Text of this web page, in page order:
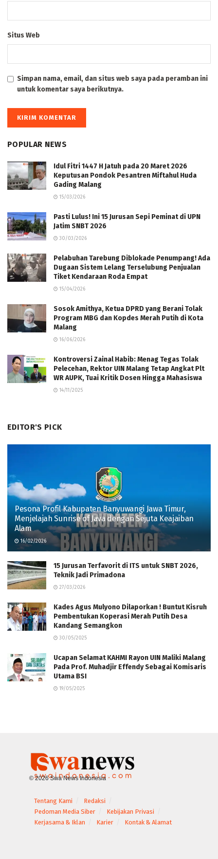
Situs Web
Simpan nama, email, dan situs web saya pada peramban ini
untuk komentar saya berikutnya.
POPULAR NEWS
Idul Fitri 1447 H Jatuh pada 20 Maret 2026
Keputusan Pondok Pesantren Miftahul Huda
Gading Malang
15/03/2026
Pasti Lulus! Ini 15 Jurusan Sepi Peminat di UPN
Jatim SNBT 2026
30/03/2026
Pelabuhan Tarebung Diblokade Penumpang! Ada
Dugaan Sistem Lelang Terselubung Penjualan
Tiket Kendaraan Roda Empat
15/04/2026
Sosok Amithya, Ketua DPRD yang Berani Tolak
Program MBG dan Kopdes Merah Putih di Kota
Malang
16/06/2026
Kontroversi Zainal Habib: Menag Tegas Tolak
Pelecehan, Rektor UIN Malang Tetap Angkat Plt
WR AUPK, Tuai Kritik Dosen Hingga Mahasiswa
14/11/2025
EDITOR'S PICK
Pesona Profil Kabupaten Banyuwangi Jawa Timur,
Menjelajah Sunrise of Java dengan Sejuta Keajaiban
Alam
16/02/2026
15 Jurusan Terfavorit di ITS untuk SNBT 2026,
Teknik Jadi Primadona
27/03/2026
Kades Agus Mulyono Dilaporkan ! Buntut Kisruh
Pembentukan Koperasi Merah Putih Desa
Kandang Semangkon
30/05/2025
Ucapan Selamat KAHMI Rayon UIN Maliki Malang
Pada Prof. Muhadjir Effendy Sebagai Komisaris
Utama BSI
19/05/2025
© 2026 Swa News Indonesia
Tentang Kami
Redaksi
Pedoman Media Siber
Kebijakan Privasi
Kerjasama & Iklan
Karier Kontak & Alamat